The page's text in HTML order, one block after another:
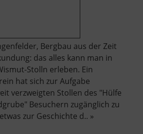
Bergbau aus der Zeit
das alles kann man in
Stolln erleben. Ein
hat sich zur Aufgabe
verzweigten Stollen des "Hülfe
Besuchern zugänglich zu
zur Geschichte d.. »